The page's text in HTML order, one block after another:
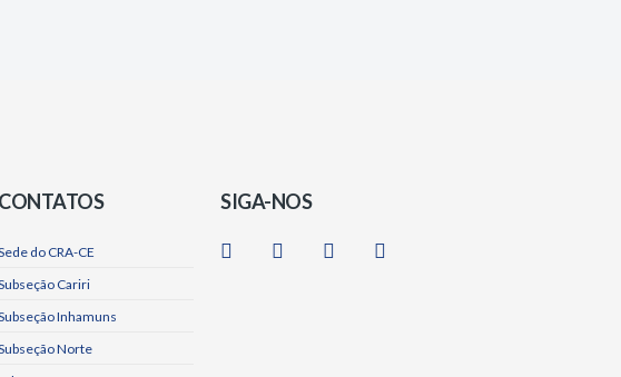
CONTATOS
do CRA-CE
Cariri
Inhamuns
Norte
SIGA-NOS